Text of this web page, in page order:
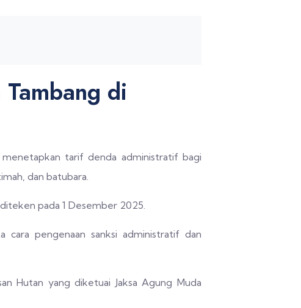
di
menetapkan tarif denda administratif bagi
dan batubara.
pada 1 Desember 2025.
cara pengenaan sanksi administratif dan
Hutan yang diketuai Jaksa Agung Muda